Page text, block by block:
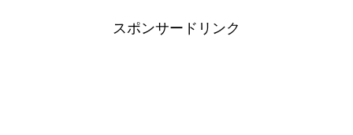
スポンサードリンク